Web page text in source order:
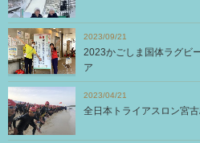
2023/09/21
2023かごしま国体ラグビ
ア
2023/04/21
全日本トライアスロン宮